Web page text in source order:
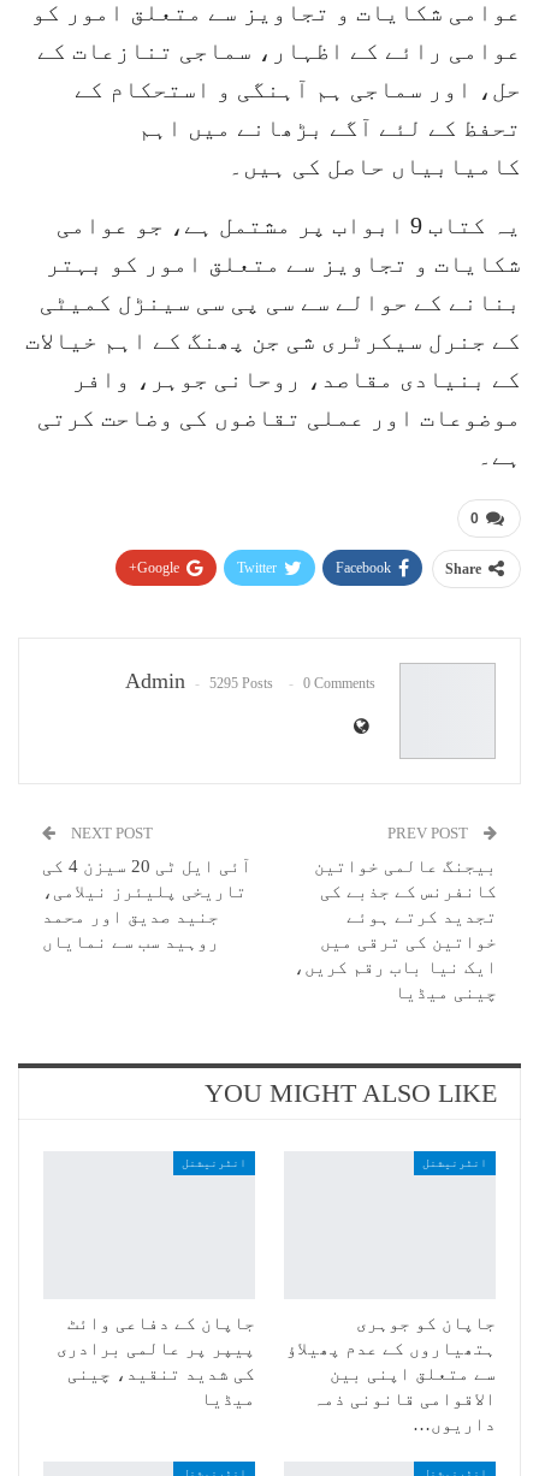
عوامی شکایات و تجاویز سے متعلق امور کو
عوامی رائے کے اظہار، سماجی تنازعات کے
حل، اور سماجی ہم آہنگی و استحکام کے
تحفظ کے لئے آگے بڑھانے میں اہم
کامیابیاں حاصل کی ہیں۔
یہ کتاب 9 ابواب پر مشتمل ہے، جو عوامی
شکایات و تجاویز سے متعلق امور کو بہتر
بنانے کے حوالے سے سی پی سی سینڑل کمیٹی
کے جنرل سیکرٹری شی جن پھنگ کے اہم خیالات
کے بنیادی مقاصد، روحانی جوہر، وافر
موضوعات اور عملی تقاضوں کی وضاحت کرتی
ہے۔
0
Share
Facebook
Twitter
Google+
Admin 5295 Posts 0 Comments
بیجنگ عالمی خواتین
کانفرنس کے جذبے کی
تجدید کرتے ہوئے
خواتین کی ترقی میں
ایک نیا باب رقم کریں،
چینی میڈیا
NEXT POST
آئی ایل ٹی 20 سیزن 4 کی
تاریخی پلیئرز نیلامی،
جنید صدیق اور محمد
روہید سب سے نمایاں
YOU MIGHT ALSO LIKE
انٹرنیشنل
جاپان کو جوہری
ہتھیاروں کے عدم پھیلاؤ
سے متعلق اپنی بین
الاقوامی قانونی ذمہ
داریوں…
انٹرنیشنل
جاپان کے دفاعی وائٹ
پیپر پر عالمی برادری
کی شدید تنقید، چینی
میڈیا
انٹرنیشنل انٹرنیشنل